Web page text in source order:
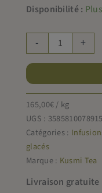
Disponibilité :
-
quantité
de
Kusmi
Tea
boite
AquaExotica
Bio
100g
+
165,00€/ kg
UGS : 3585810078915
Catégories :
glacés
Marque : Kusmi Tea
Livraison gratuite